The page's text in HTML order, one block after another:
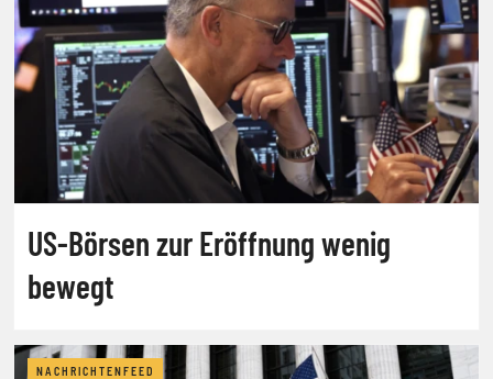
US-Börsen zur Eröffnung wenig
bewegt
NACHRICHTENFEED